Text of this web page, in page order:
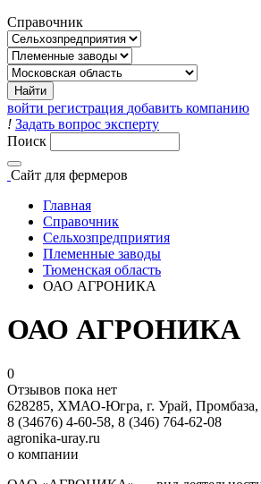
Справочник
войти регистрация добавить компанию
! Задать вопрос эксперту
Поиск
Сайт для фермеров
Главная
Справочник
Сельхозпредприятия
Племенные заводы
Тюменская область
ОАО АГРОНИКА
ОАО АГРОНИКА
0
Отзывов пока нет
628285, ХМАО-Югра, г. Урай, Промбаза,
8 (34676) 4-60-58, 8 (346) 764-62-08
agronika-uray.ru
о компании